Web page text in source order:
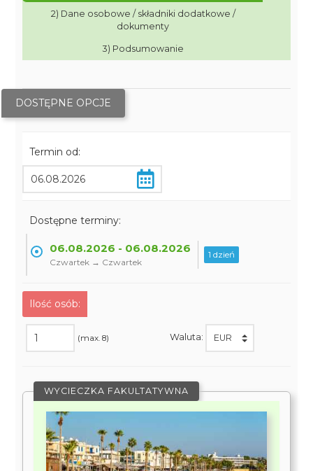
2) Dane osobowe / składniki dodatkowe /
dokumenty
3) Podsumowanie
DOSTĘPNE OPCJE
Termin od:
Dostępne terminy:
06.08.2026 - 06.08.2026
Czwartek → Czwartek
1 dzień
Ilość osób:
(max. 8) Waluta:
WYCIECZKA FAKULTATYWNA